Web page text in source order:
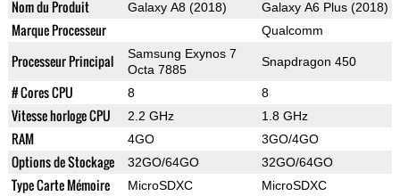
Nom du Produit Galaxy A8 (2018) Galaxy A6 Plus (2018)
Marque Processeur Qualcomm
Processeur Principal
Samsung Exynos 7
Octa 7885
Snapdragon 450
# Cores CPU 8 8
Vitesse horloge CPU 2.2 GHz 1.8 GHz
RAM 4GO 3GO/4GO
Options de Stockage 32GO/64GO 32GO/64GO
Type Carte Mémoire MicroSDXC MicroSDXC